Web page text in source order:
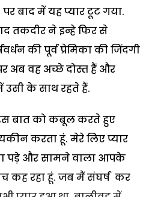
बाद में यह प्यार टूट गया.
तकदीर ने इन्हे फिर से
की पूर्व प्रेमिका की जिंदगी
अब वह अच्छे दोस्त हैं और
उसी के साथ रहते हैं.
इस बात को कबूल करते हुए
करता हूं. मेरे लिए प्यार
पड़े और सामने वाला आपके
कह रहा हूं. जब मैं संघर्ष कर